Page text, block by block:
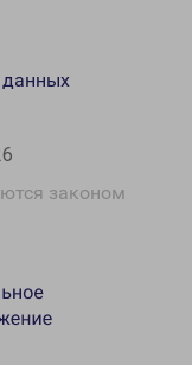
законом
данных